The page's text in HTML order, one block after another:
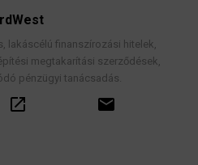
lakáscélú finanszírozási hitelek,
megtakarítási szerződések,
pénzügyi tanácsadás.
open_in_new email